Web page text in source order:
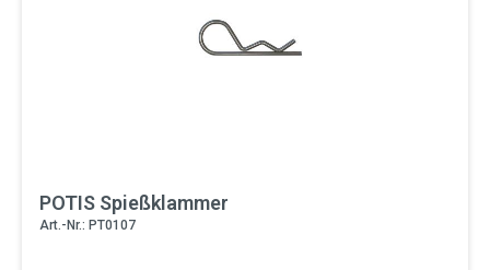
POTIS Spießklammer
Art.-Nr.: PT0107